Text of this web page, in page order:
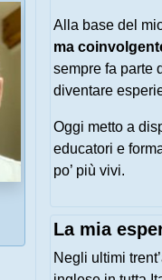
Alla base del
ma
sempre fa parte
diventare
Oggi metto a
educatori e
po’ più vivi.
La mia
Negli ultimi